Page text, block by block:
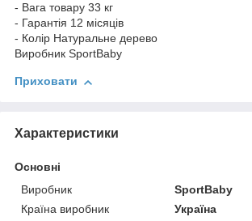
- Вага товару 33 кг
- Гарантія 12 місяців
- Колір Натуральне дерево
Виробник SportBaby
Приховати
Характеристики
Основні
Виробник
SportBaby
Країна виробник
Україна